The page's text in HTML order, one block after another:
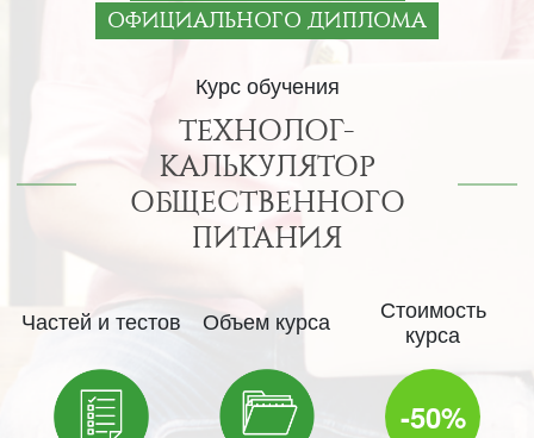
ОФИЦИАЛЬНОГО ДИПЛОМА
Курс обучения
ТЕХНОЛОГ-
КАЛЬКУЛЯТОР
ОБЩЕСТВЕННОГО
ПИТАНИЯ
Частей и тестов Объем курса
Стоимость
курса
-50%